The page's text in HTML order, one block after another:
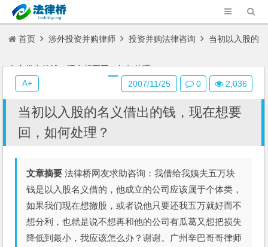
首页 涉外投资并购律师 投资并购法律咨询 当初以入股的
名义借出的钱，现在想要回，如何处理？
当初以入股的名义借出的钱，现在想要
回，如何处理？
文章摘要 法律桥网友求助咨询：我借给我姨夫五万块
钱是以入股名义借的，他成立的公司应该属于个体类，
如果我们现在想撤股，或者说他只要还我五万就好而不
想分利，也就是说不想再和他的公司有瓜葛又想把损失
降低到最小，我应该怎么办？谢谢。广州辛巴哥哥律师
2007/11/25 0 2,036
A+